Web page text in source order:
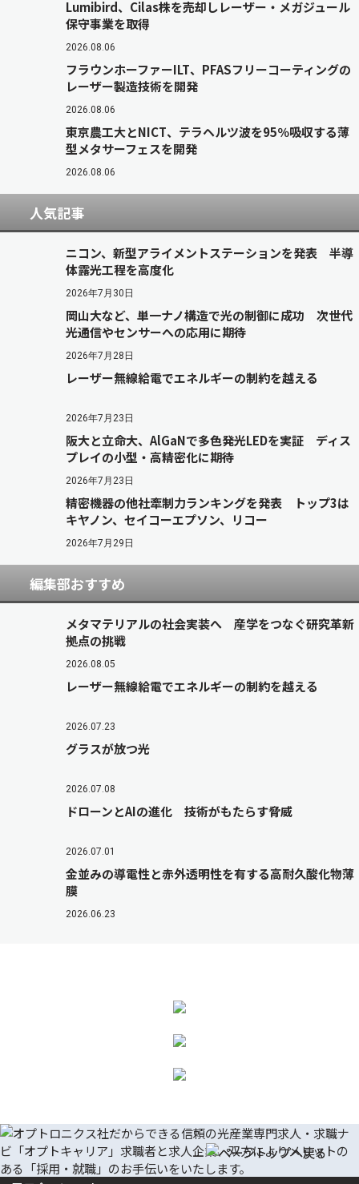
Lumibird、Cilas株を売却しレーザー・メガジュール
保守事業を取得
2026.08.06
フラウンホーファーILT、PFASフリーコーティングの
レーザー製造技術を開発
2026.08.06
東京農工大とNICT、テラヘルツ波を95％吸収する薄
型メタサーフェスを開発
2026.08.06
人気記事
ニコン、新型アライメントステーションを発表 半導
体露光工程を高度化
2026年7月30日
岡山大など、単一ナノ構造で光の制御に成功 次世代
光通信やセンサーへの応用に期待
2026年7月28日
レーザー無線給電でエネルギーの制約を越える
2026年7月23日
阪大と立命大、AlGaNで多色発光LEDを実証 ディス
プレイの小型・高精密化に期待
2026年7月23日
精密機器の他社牽制力ランキングを発表 トップ3は
キヤノン、セイコーエプソン、リコー
2026年7月29日
編集部おすすめ
メタマテリアルの社会実装へ 産学をつなぐ研究革新
拠点の挑戦
2026.08.05
レーザー無線給電でエネルギーの制約を越える
2026.07.23
グラスが放つ光
2026.07.08
ドローンとAIの進化 技術がもたらす脅威
2026.07.01
金並みの導電性と赤外透明性を有する高耐久酸化物薄
膜
2026.06.23